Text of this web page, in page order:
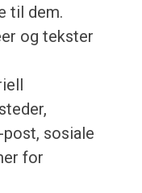
til dem.
og tekster
post, sosiale
for